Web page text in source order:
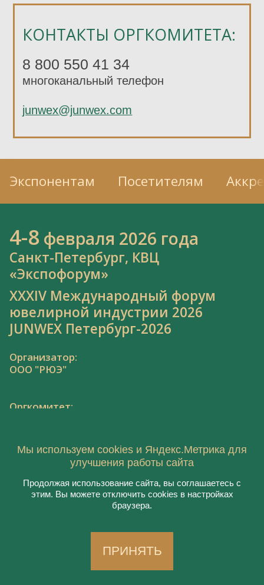
КОНТАКТЫ ОРГКОМИТЕТА:
8 800 550 41 34
многоканальный телефон
junwex@junwex.com
Экспонентам Посетителям
4-8 февраля 2026 года
Санкт-Петербург, КВЦ
«Экспофорум»
XXXIV Международный форум
ювелирной индустрии 2026
JUNWEX Петербург-2026
Организатор:
ООО "РЮЭ"
Оргкомитет:
© 2021, ООО "РЮЭ"
Пользовательское соглашение
Создание сайта:
Мы используем cookies и Яндекс.Метрика для
улучшения работы сайта
Продолжая использование сайта, вы соглашаетесь с
этим. Вы можете отключить cookies в настройках
браузера.
ПРИНЯТЬ